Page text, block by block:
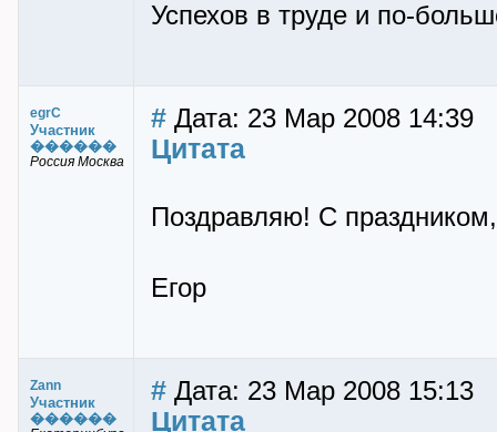
Успехов в труде и по-
egrC
Участник
������
Россия Москва
# Дата: 23 Мар 2008 14:39
Цитата
Поздравляю! С
Егор
Zann
Участник
������
# Дата: 23 Мар 2008 15:13
Цитата